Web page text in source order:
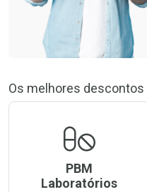
Os melhores
PBM
Laboratórios